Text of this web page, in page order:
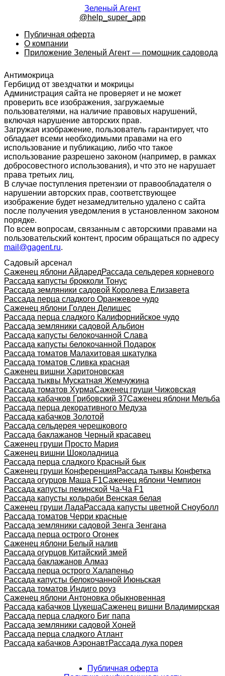
Зеленый Агент
@help_super_app
Публичная оферта
О компании
Приложение Зеленый Агент — помощник садовода
Антимокрица
Гербицид от звездчатки и мокрицы
Администрация сайта не проверяет и не может
проверить все изображения, загружаемые
пользователями, на наличие правовых нарушений,
включая нарушение авторских прав.
Загружая изображение, пользователь гарантирует, что
обладает всеми необходимыми правами на его
использование и публикацию, либо что такое
использование разрешено законом (например, в рамках
добросовестного использования), и что это не нарушает
права третьих лиц.
В случае поступления претензии от правообладателя о
нарушении авторских прав, соответствующее
изображение будет незамедлительно удалено с сайта
после получения уведомления в установленном законом
порядке.
По всем вопросам, связанным с авторскими правами на
пользовательский контент, просим обращаться по адресу
mail@gagent.ru.
Садовый арсенал
Саженец яблони АйдаредРассада сельдерея корневого
Рассада капусты брокколи Тонус
Рассада земляники садовой Королева Елизавета
Рассада перца сладкого Оранжевое чудо
Саженец яблони Голден Делишес
Рассада перца сладкого Калифорнийское чудо
Рассада земляники садовой Альбион
Рассада капусты белокочанной Слава
Рассада капусты белокочанной Подарок
Рассада томатов Малахитовая шкатулка
Рассада томатов Сливка красная
Саженец вишни Харитоновская
Рассада тыквы Мускатная Жемчужина
Рассада томатов ХурмаСаженец груши Чижовская
Рассада кабачков Грибовский 37Саженец яблони Мельба
Рассада перца декоративного Медуза
Рассада кабачков Золотой
Рассада сельдерея черешкового
Рассада баклажанов Черный красавец
Саженец груши Просто Мария
Саженец вишни Шоколадница
Рассада перца сладкого Красный бык
Саженец груши КонференцияРассада тыквы Конфетка
Рассада огурцов Маша F1Саженец яблони Чемпион
Рассада капусты пекинской Ча-Ча F1
Рассада капусты кольраби Венская белая
Саженец груши ЛадаРассада капусты цветной Сноуболл
Рассада томатов Черри красные
Рассада земляники садовой Зенга Зенгана
Рассада перца острого Огонек
Саженец яблони Белый налив
Рассада огурцов Китайский змей
Рассада баклажанов Алмаз
Рассада перца острого Халапеньо
Рассада капусты белокочанной Июньская
Рассада томатов Индиго роуз
Саженец яблони Антоновка обыкновенная
Рассада кабачков ЦукешаСаженец вишни Владимирская
Рассада перца сладкого Биг папа
Рассада земляники садовой Хоней
Рассада перца сладкого Атлант
Рассада кабачков АэронавтРассада лука порея
Публичная оферта